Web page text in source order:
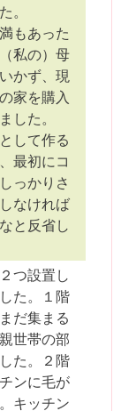
。
もあった
私の）母
かず、現
家を購入
した。
して作る
最初にコ
っかりさ
なければ
と反省し
つ設置し
た。１階
だ集まる
世帯の部
た。２階
ンに毛が
キッチン